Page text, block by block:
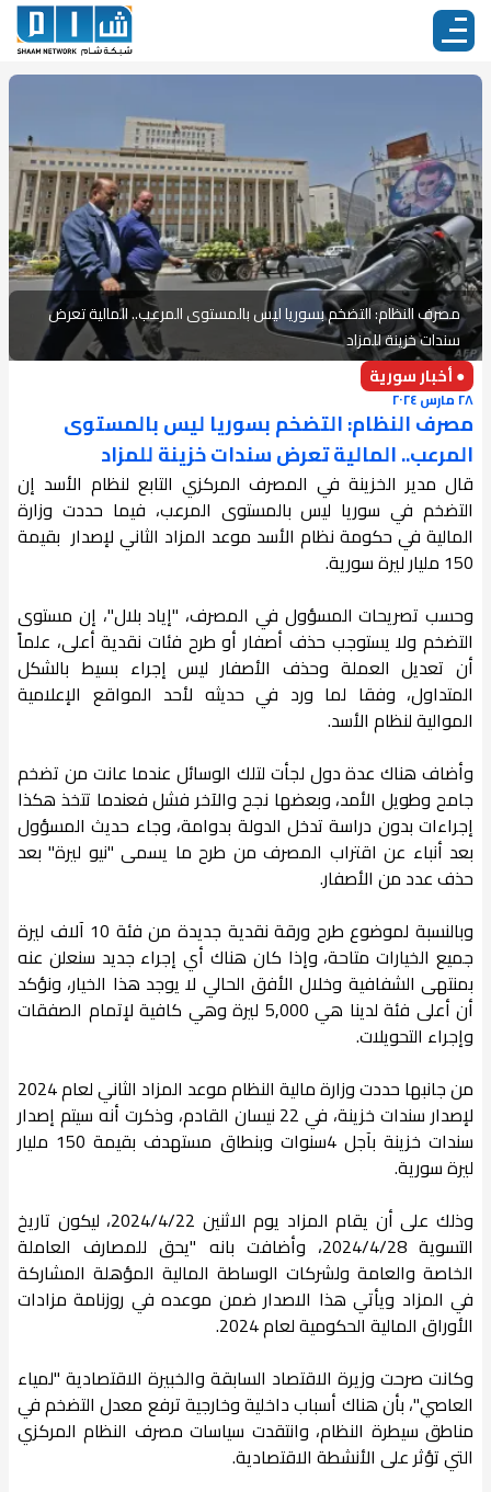
مصرف النظام: التضخم بسوريا ليس بالمستوى المرعب.. المالية تعرض
سندات خزينة للمزاد
● أخبار سورية
٢٨ مارس ٢٠٢٤
مصرف النظام: التضخم بسوريا ليس بالمستوى
المرعب.. المالية تعرض سندات خزينة للمزاد
قال مدير الخزينة في المصرف المركزي التابع لنظام الأسد إن
التضخم في سوريا ليس بالمستوى المرعب، فيما حددت وزارة
المالية في حكومة نظام الأسد موعد المزاد الثاني لإصدار بقيمة
150 مليار ليرة سورية.
وحسب تصريحات المسؤول في المصرف، "إياد بلال"، إن مستوى
التضخم ولا يستوجب حذف أصفار أو طرح فئات نقدية أعلى، علماً
أن تعديل العملة وحذف الأصفار ليس إجراء بسيط بالشكل
المتداول، وفقا لما ورد في حديثه لأحد المواقع الإعلامية
الموالية لنظام الأسد.
وأضاف هناك عدة دول لجأت لتلك الوسائل عندما عانت من تضخم
جامح وطويل الأمد، وبعضها نجح والآخر فشل فعندما تتخذ هكذا
إجراءات بدون دراسة تدخل الدولة بدوامة، وجاء حديث المسؤول
بعد أنباء عن اقتراب المصرف من طرح ما يسمى "نيو ليرة" بعد
حذف عدد من الأصفار.
وبالنسبة لموضوع طرح ورقة نقدية جديدة من فئة 10 آلاف ليرة
جميع الخيارات متاحة، وإذا كان هناك أي إجراء جديد سنعلن عنه
بمنتهى الشفافية وخلال الأفق الحالي لا يوجد هذا الخيار، ونؤكد
أن أعلى فئة لدينا هي 5,000 ليرة وهي كافية لإتمام الصفقات
وإجراء التحويلات.
من جانبها حددت وزارة مالية النظام موعد المزاد الثاني لعام 2024
لإصدار سندات خزينة، في 22 نيسان القادم، وذكرت أنه سيتم إصدار
سندات خزينة بآجل 4سنوات وبنطاق مستهدف بقيمة 150 مليار
ليرة سورية.
وذلك على أن يقام المزاد يوم الاثنين 2024/4/22، ليكون تاريخ
التسوية 2024/4/28، وأضافت بانه "يحق للمصارف العاملة
الخاصة والعامة ولشركات الوساطة المالية المؤهلة المشاركة
في المزاد ويأتي هذا الاصدار ضمن موعده في روزنامة مزادات
الأوراق المالية الحكومية لعام 2024.
وكانت صرحت وزيرة الاقتصاد السابقة والخبيرة الاقتصادية "لمياء
العاصي"، بأن هناك أسباب داخلية وخارجية ترفع معدل التضخم في
مناطق سيطرة النظام، وانتقدت سياسات مصرف النظام المركزي
التي تؤثر على الأنشطة الاقتصادية.